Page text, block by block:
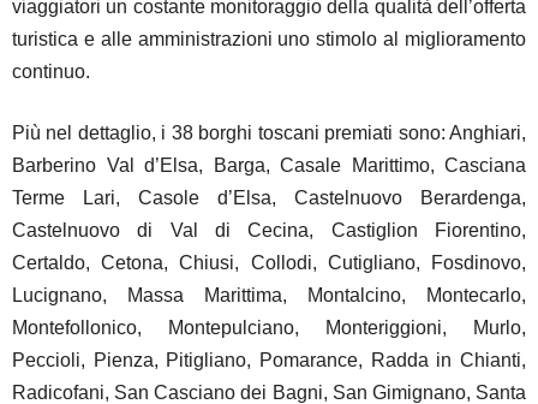
viaggiatori un costante monitoraggio della qualità dell’offerta
turistica e alle amministrazioni uno stimolo al miglioramento
continuo.
Più nel dettaglio, i 38 borghi toscani premiati sono: Anghiari,
Barberino Val d’Elsa, Barga, Casale Marittimo, Casciana
Terme Lari, Casole d’Elsa, Castelnuovo Berardenga,
Castelnuovo di Val di Cecina, Castiglion Fiorentino,
Certaldo, Cetona, Chiusi, Collodi, Cutigliano, Fosdinovo,
Lucignano, Massa Marittima, Montalcino, Montecarlo,
Montefollonico, Montepulciano, Monteriggioni, Murlo,
Peccioli, Pienza, Pitigliano, Pomarance, Radda in Chianti,
Radicofani, San Casciano dei Bagni, San Gimignano, Santa